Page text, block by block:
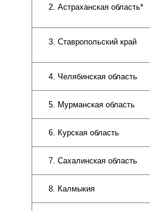
Астраханская область*
Ставропольский край
Челябинская область
Мурманская область
Курская область
Сахалинская область
Калмыкия